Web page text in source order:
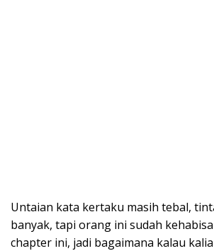
Untaian kata kertaku masih tebal,
banyak, tapi orang ini sudah
chapter ini, jadi bagaimana kalau